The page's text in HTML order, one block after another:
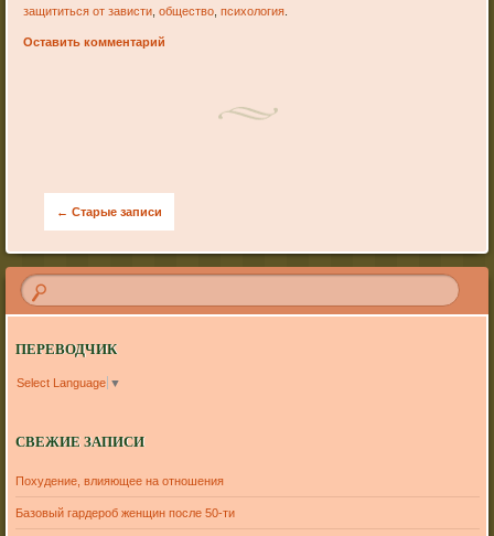
защититься от зависти ,общество ,психология
Оставить комментарий
Post navigation
← Старые записи
ПЕРЕВОДЧИК
Select Language ▼
СВЕЖИЕ ЗАПИСИ
Похудение, влияющее на отношения
Базовый гардероб женщин после 50-ти